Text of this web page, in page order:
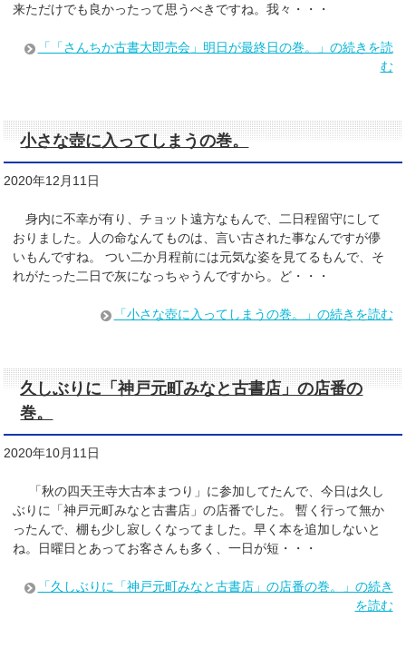
来ただけでも良かったって思うべきですね。我々・・・
「「さんちか古書大即売会」明日が最終日の巻。」の続きを読
む
小さな壺に入ってしまうの巻。
2020年12月11日
身内に不幸が有り、チョット遠方なもんで、二日程留守にして
おりました。人の命なんてものは、言い古された事なんですが儚
いもんですね。 つい二か月程前には元気な姿を見てるもんで、そ
れがたった二日で灰になっちゃうんですから。ど・・・
「小さな壺に入ってしまうの巻。」の続きを読む
久しぶりに「神戸元町みなと古書店」の店番の
巻。
2020年10月11日
「秋の四天王寺大古本まつり」に参加してたんで、今日は久し
ぶりに「神戸元町みなと古書店」の店番でした。 暫く行って無か
ったんで、棚も少し寂しくなってました。早く本を追加しないと
ね。日曜日とあってお客さんも多く、一日が短・・・
「久しぶりに「神戸元町みなと古書店」の店番の巻。」の続き
を読む